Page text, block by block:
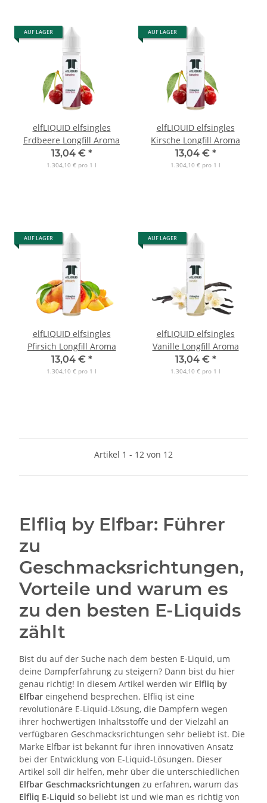
AUF LAGER
elfLIQUID elfsingles
Erdbeere Longfill Aroma
13,04 € *
1.304,10 € pro 1 l
AUF LAGER
elfLIQUID elfsingles
Kirsche Longfill Aroma
13,04 € *
1.304,10 € pro 1 l
AUF LAGER
elfLIQUID elfsingles
Pfirsich Longfill Aroma
13,04 € *
1.304,10 € pro 1 l
AUF LAGER
elfLIQUID elfsingles
Vanille Longfill Aroma
13,04 € *
1.304,10 € pro 1 l
Artikel 1 - 12 von 12
Elfliq by Elfbar: Führer
zu
Geschmacksrichtungen,
Vorteile und warum es
zu den besten E-Liquids
zählt
Bist du auf der Suche nach dem besten E-Liquid, um
deine Dampferfahrung zu steigern? Dann bist du hier
genau richtig! In diesem Artikel werden wir Elfliq by
Elfbar eingehend besprechen. Elfliq ist eine
revolutionäre E-Liquid-Lösung, die Dampfern wegen
ihrer hochwertigen Inhaltsstoffe und der Vielzahl an
verfügbaren Geschmacksrichtungen sehr beliebt ist. Die
Marke Elfbar ist bekannt für ihren innovativen Ansatz
bei der Entwicklung von E-Liquid-Lösungen. Dieser
Artikel soll dir helfen, mehr über die unterschiedlichen
Elfbar Geschmacksrichtungen zu erfahren, warum das
Elfliq E-Liquid so beliebt ist und wie man es richtig von